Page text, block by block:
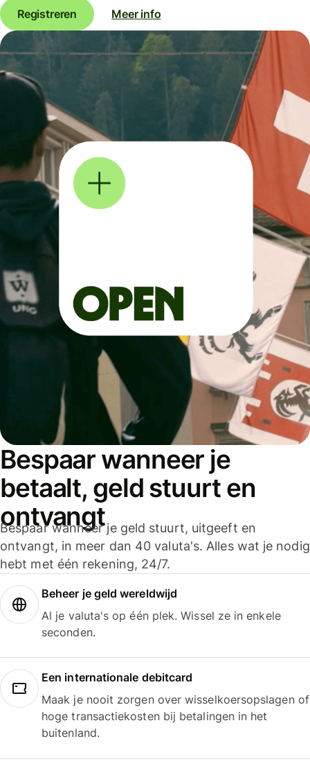
Registreren Meer info
Bespaar wanneer je
betaalt, geld stuurt en
ontvangt
Bespaar wanneer je geld stuurt, uitgeeft en
ontvangt, in meer dan 40 valuta's. Alles wat je nodig
hebt met één rekening, 24/7.
Beheer je geld wereldwijd
Al je valuta's op één plek. Wissel ze in enkele
seconden.
Een internationale debitcard
Maak je nooit zorgen over wisselkoersopslagen of
hoge transactiekosten bij betalingen in het
buitenland.